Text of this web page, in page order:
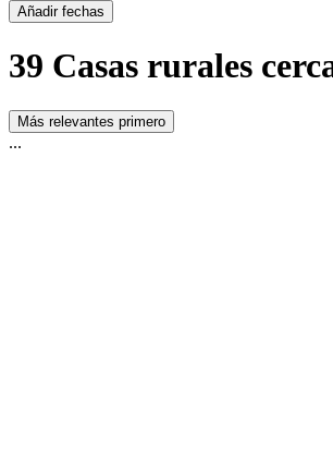
Añadir fechas
39 Casas rurales
Más relevantes primero
...